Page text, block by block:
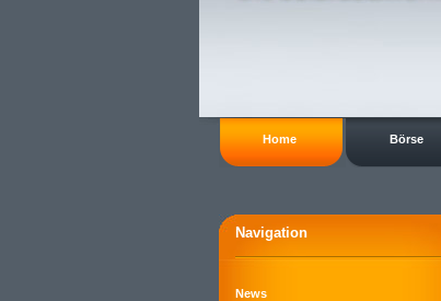
Home Börse
Navigation
News